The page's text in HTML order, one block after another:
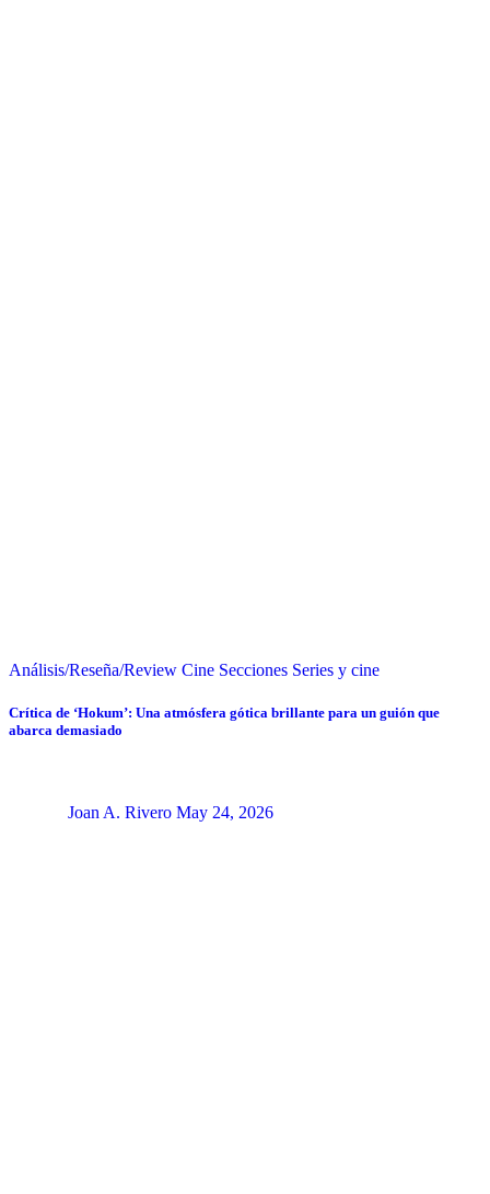
Análisis/Reseña/Review Cine Secciones Series y cine
Crítica de ‘Hokum’: Una atmósfera gótica brillante para un guión que
abarca demasiado
Joan A. Rivero May 24, 2026